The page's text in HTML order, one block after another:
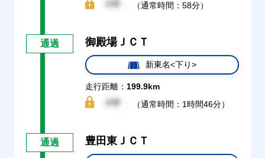
（通常時間：58分）
通過 御殿場ＪＣＴ
新東名<下り>
走行距離： 199.9km
（通常時間：1時間46分）
通過 豊田東ＪＣＴ